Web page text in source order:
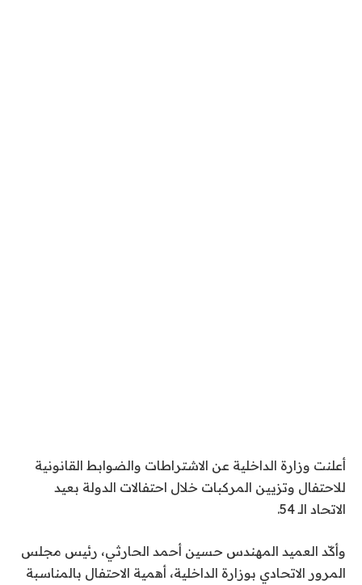
أعلنت وزارة الداخلية عن الاشتراطات والضوابط القانونية
للاحتفال وتزيين المركبات خلال احتفالات الدولة بعيد
الاتحاد الـ 54.
وأكّد العميد المهندس حسين أحمد الحارثي، رئيس مجلس
المرور الاتحادي بوزارة الداخلية، أهمية الاحتفال بالمناسبة